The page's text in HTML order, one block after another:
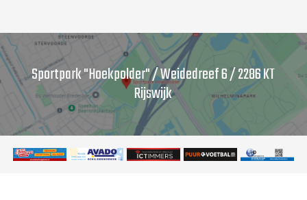
Sportpark "Hoekpolder" / Weidedreef 6 / 2286 KT
Rijswijk